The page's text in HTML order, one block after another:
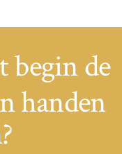
begin de
handen